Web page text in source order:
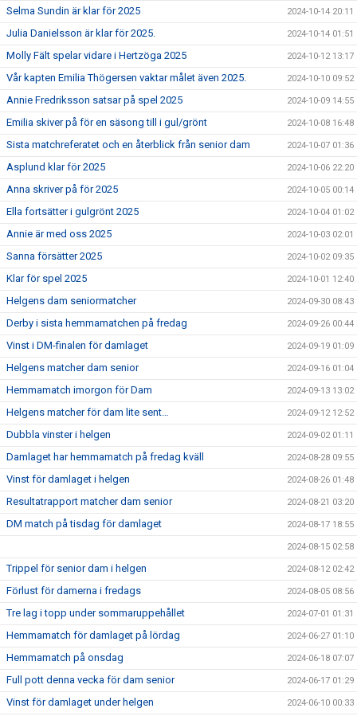
Selma Sundin är klar för 2025 2024-10-14 20:11
Julia Danielsson är klar för 2025. 2024-10-14 01:51
Molly Fält spelar vidare i Hertzöga 2025 2024-10-12 13:17
Vår kapten Emilia Thögersen vaktar målet även 2025. 2024-10-10 09:52
Annie Fredriksson satsar på spel 2025 2024-10-09 14:55
Emilia skiver på för en säsong till i gul/grönt 2024-10-08 16:48
Sista matchreferatet och en återblick från senior dam 2024-10-07 01:36
Asplund klar för 2025 2024-10-06 22:20
Anna skriver på för 2025 2024-10-05 00:14
Ella fortsätter i gulgrönt 2025 2024-10-04 01:02
Annie är med oss 2025 2024-10-03 02:01
Sanna försätter 2025 2024-10-02 09:35
Klar för spel 2025 2024-10-01 12:40
Helgens dam seniormatcher 2024-09-30 08:43
Derby i sista hemmamatchen på fredag 2024-09-26 00:44
Vinst i DM-finalen för damlaget 2024-09-19 01:09
Helgens matcher dam senior 2024-09-16 01:04
Hemmamatch imorgon för Dam 2024-09-13 13:02
Helgens matcher för dam lite sent… 2024-09-12 12:52
Dubbla vinster i helgen 2024-09-02 01:11
Damlaget har hemmamatch på fredag kväll 2024-08-28 09:55
Vinst för damlaget i helgen 2024-08-26 01:48
Resultatrapport matcher dam senior 2024-08-21 03:20
DM match på tisdag för damlaget 2024-08-17 18:55
2024-08-15 02:58
Trippel för senior dam i helgen 2024-08-12 02:42
Förlust för damerna i fredags 2024-08-05 08:56
Tre lag i topp under sommaruppehållet 2024-07-01 01:31
Hemmamatch för damlaget på lördag 2024-06-27 01:10
Hemmamatch på onsdag 2024-06-18 07:07
Full pott denna vecka för dam senior 2024-06-17 01:29
Vinst för damlaget under helgen 2024-06-10 00:33